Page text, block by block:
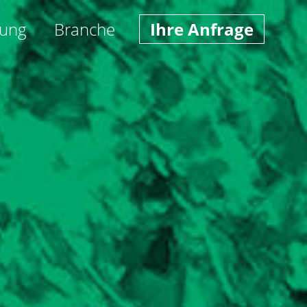
Branche Ihre Anfrage